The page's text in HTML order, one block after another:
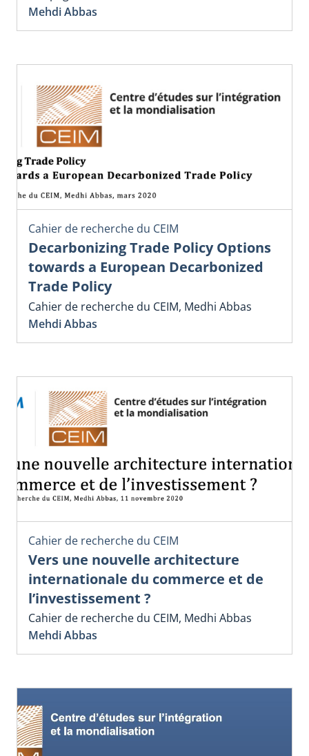
Mehdi Abbas
Cahier de recherche du CEIM
Decarbonizing Trade Policy Options
towards a European Decarbonized
Trade Policy
Cahier de recherche du CEIM, Medhi Abbas
Mehdi Abbas
Cahier de recherche du CEIM
Vers une nouvelle architecture
internationale du commerce et de
l’investissement ?
Cahier de recherche du CEIM, Medhi Abbas
Mehdi Abbas